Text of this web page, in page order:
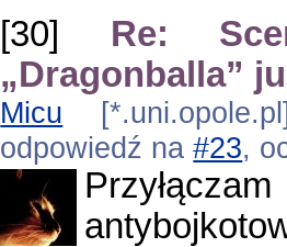
[30] Re:
„Dragonballa”
Micu
odpowiedź na#23,